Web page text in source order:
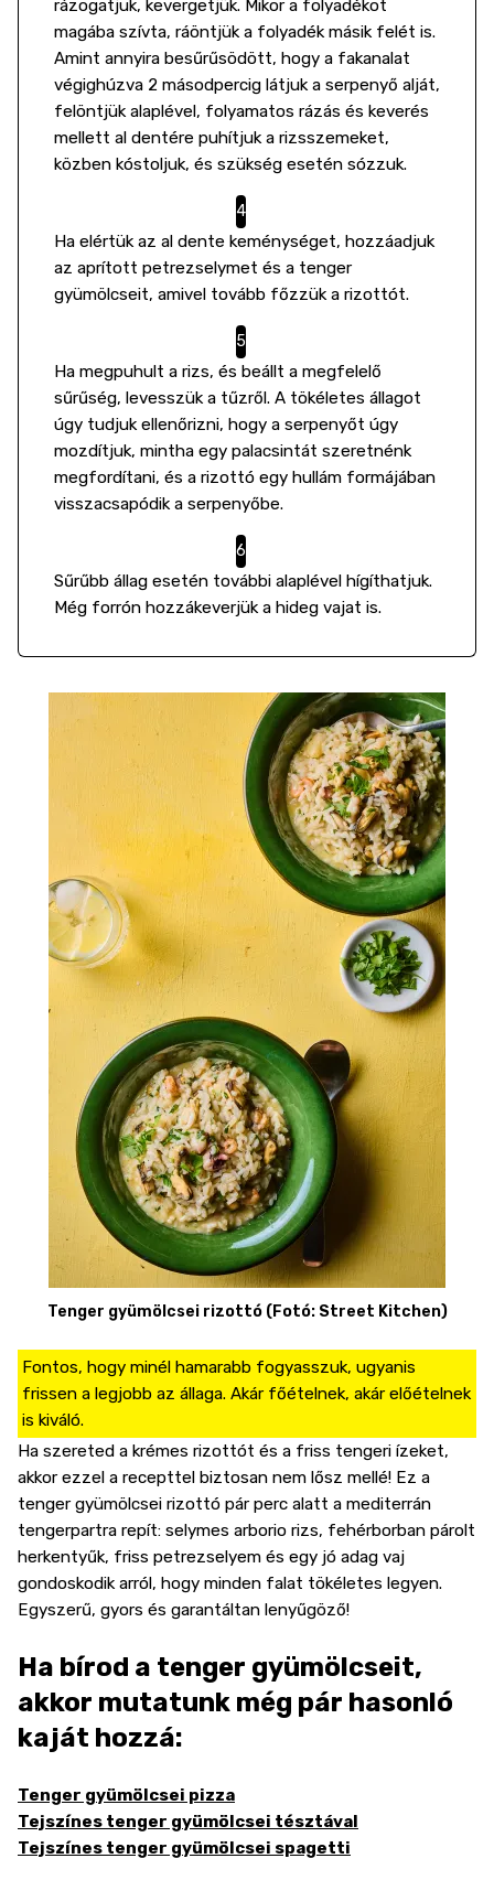
rázogatjuk, kevergetjük. Mikor a folyadékot
magába szívta, ráöntjük a folyadék másik felét is.
Amint annyira besűrűsödött, hogy a fakanalat
végighúzva 2 másodpercig látjuk a serpenyő alját,
felöntjük alaplével, folyamatos rázás és keverés
mellett al dentére puhítjuk a rizsszemeket,
közben kóstoljuk, és szükség esetén sózzuk.
Ha elértük az al dente keménységet, hozzáadjuk
az aprított petrezselymet és a tenger
gyümölcseit, amivel tovább főzzük a rizottót.
Ha megpuhult a rizs, és beállt a megfelelő
sűrűség, levesszük a tűzről. A tökéletes állagot
úgy tudjuk ellenőrizni, hogy a serpenyőt úgy
mozdítjuk, mintha egy palacsintát szeretnénk
megfordítani, és a rizottó egy hullám formájában
visszacsapódik a serpenyőbe.
Sűrűbb állag esetén további alaplével hígíthatjuk.
Még forrón hozzákeverjük a hideg vajat is.
Tenger gyümölcsei rizottó (Fotó: Street Kitchen)
Fontos, hogy minél hamarabb fogyasszuk, ugyanis
frissen a legjobb az állaga. Akár főételnek, akár előételnek
is kiváló.
Ha szereted a krémes rizottót és a friss tengeri ízeket,
akkor ezzel a recepttel biztosan nem lősz mellé! Ez a
tenger gyümölcsei rizottó pár perc alatt a mediterrán
tengerpartra repít: selymes arborio rizs, fehérborban párolt
herkentyűk, friss petrezselyem és egy jó adag vaj
gondoskodik arról, hogy minden falat tökéletes legyen.
Egyszerű, gyors és garantáltan lenyűgöző!
Ha bírod a tenger gyümölcseit,
akkor mutatunk még pár hasonló
kaját hozzá:
Tenger gyümölcsei pizza
Tejszínes tenger gyümölcsei tésztával
Tejszínes tenger gyümölcsei spagetti